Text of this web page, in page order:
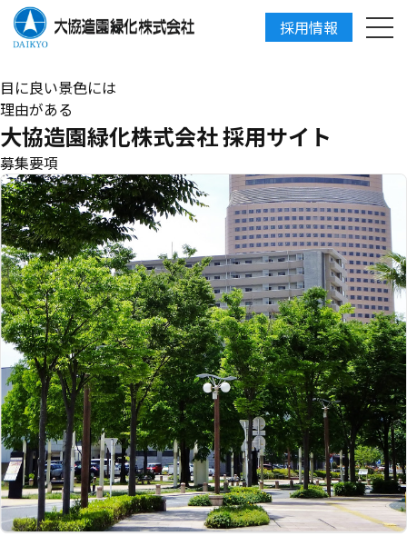
採用情報
目に良い景色には
理由がある
大協造園緑化株式会社 採用サイト
募集要項